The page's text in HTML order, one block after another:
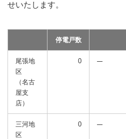
せいたします。
停電戸数
尾張地
区
（名古
屋支
店）
0
三河地
区
0